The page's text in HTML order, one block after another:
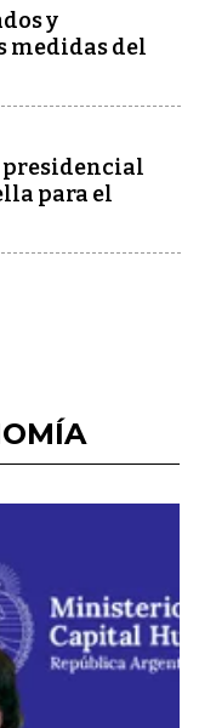
y
medidas del
presidencial
para el